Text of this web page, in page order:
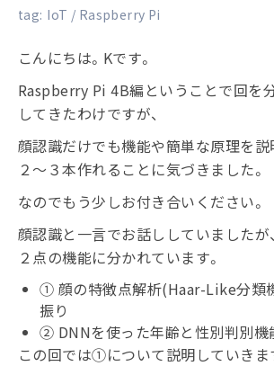
tag: IoT Raspberry Pi
こんにちは。Kです。
Raspberry Pi 4B編ということで回を
してきたわけですが、
顔認識だけでも機能や簡単な原理を
２〜３本作れることに気づきました。
なのでもう少しお付き合いください。
顔認識と一言でお話ししていましたが
２点の機能に分かれています。
① 顔の特徴点解析(Haar-Like分類
振り
② DNNを使った年齢と性別判別機
この回では①について説明していきま